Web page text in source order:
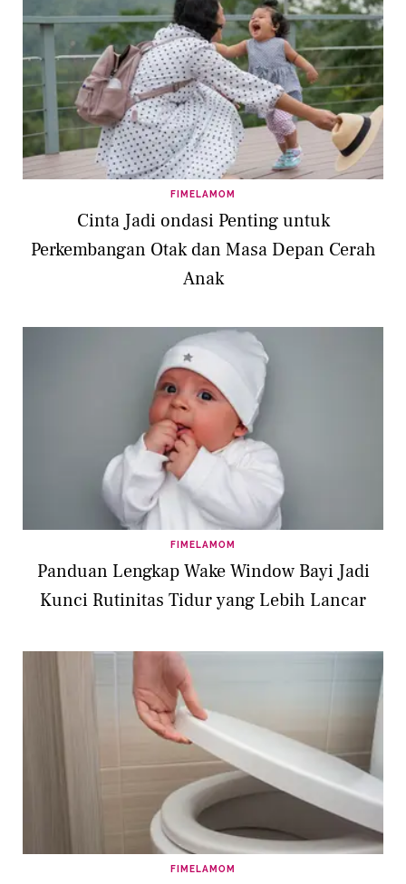
FIMELAMOM
Cinta Jadi ondasi Penting untuk
Perkembangan Otak dan Masa Depan Cerah
Anak
FIMELAMOM
Panduan Lengkap Wake Window Bayi Jadi
Kunci Rutinitas Tidur yang Lebih Lancar
FIMELAMOM